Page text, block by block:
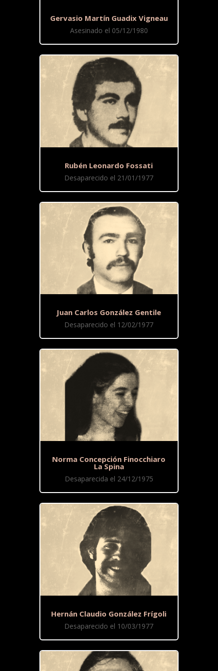
Gervasio Martín Guadix Vigneau
Asesinado el 05/12/1980
Rubén Leonardo Fossati
Desaparecido el 21/01/1977
Juan Carlos González Gentile
Desaparecido el 12/02/1977
Norma Concepción Finocchiaro
La Spina
Desaparecida el 24/12/1975
Hernán Claudio González Frígoli
Desaparecido el 10/03/1977